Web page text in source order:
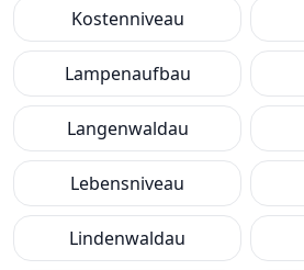
Kostenniveau
Lampenaufbau
Langenwaldau
Lebensniveau
Lindenwaldau